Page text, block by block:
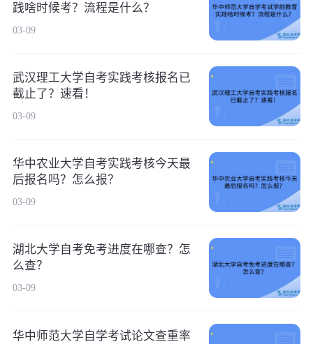
践啥时候考？流程是什么？
03-09
武汉理工大学自考实践考核报名已
截止了？速看！
03-09
华中农业大学自考实践考核今天最
后报名吗？怎么报？
03-09
湖北大学自考免考进度在哪查？怎
么查？
03-09
华中师范大学自学考试论文查重率